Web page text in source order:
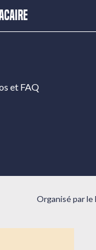
et FAQ
Organisé par le